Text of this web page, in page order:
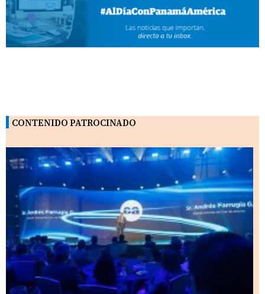
CONTENIDO PATROCINADO